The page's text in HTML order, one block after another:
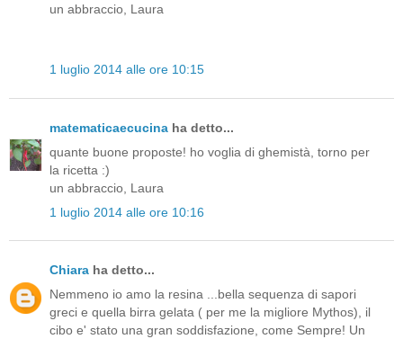
un abbraccio, Laura
1 luglio 2014 alle ore 10:15
matematicaecucina ha detto...
quante buone proposte! ho voglia di ghemistà, torno per
la ricetta :)
un abbraccio, Laura
1 luglio 2014 alle ore 10:16
Chiara ha detto...
Nemmeno io amo la resina ...bella sequenza di sapori
greci e quella birra gelata ( per me la migliore Mythos), il
cibo e' stato una gran soddisfazione, come Sempre! Un